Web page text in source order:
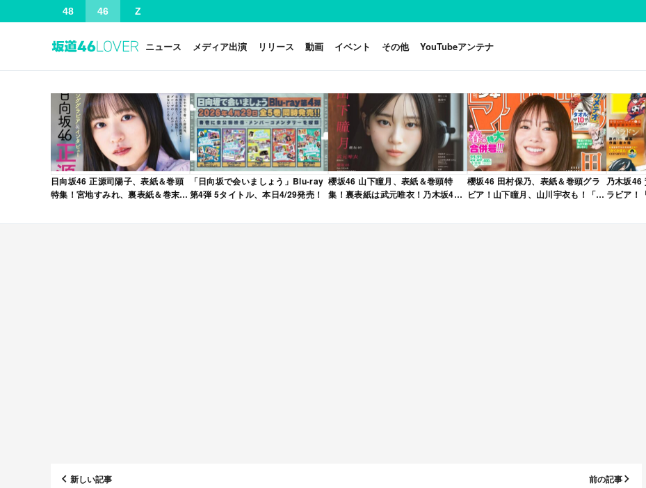
48 46 Z
ニュース メディア出演 リリース 動画 イベント その他 YouTubeアンテナ
日向坂46 正源司陽子、表紙＆巻頭
特集！宮地すみれ、裏表紙＆巻末特
VOL.12」本日4/30発売！
「日向坂で会いましょう」Blu-ray
第4弾 5タイトル、本日4/29発売！
櫻坂46 山下瞳月、表紙＆巻頭特
集！裏表紙は武元唯衣！乃木坂46
6月号」本日4/28発売！
櫻坂46 田村保乃、表紙＆巻頭グラ
ビア！山下瞳月、山川宇衣も！「週
合併号」本日4/28発売！
乃木坂46
ラビア！
売！
新しい記事 前の記事